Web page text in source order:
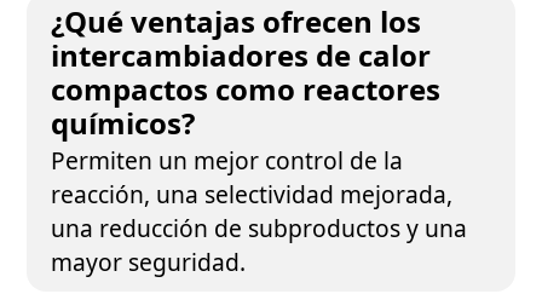
¿Qué ventajas ofrecen los
intercambiadores de calor
compactos como reactores
químicos?
Permiten un mejor control de la
reacción, una selectividad mejorada,
una reducción de subproductos y una
mayor seguridad.